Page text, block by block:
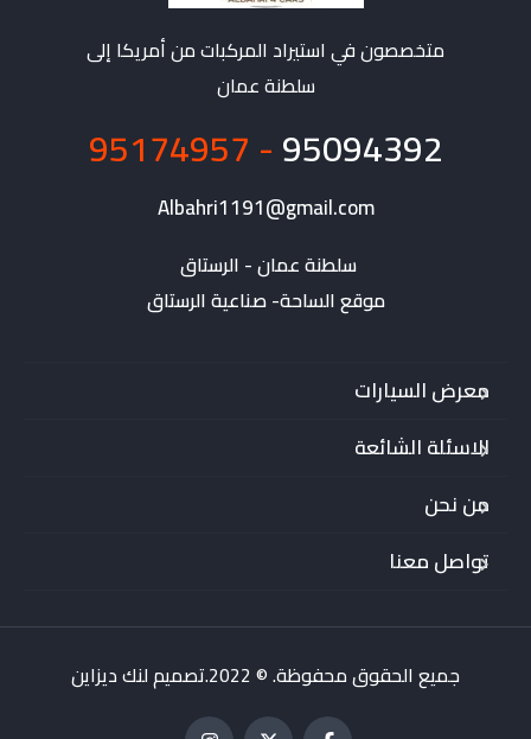
متخصصون في استيراد المركبات من أمريكا إلى
سلطنة عمان
95094392
- 95174957
Albahri1191@gmail.com
موقع الساحة- صناعية الرستاق
معرض السيارات
الاسئلة الشائعة
من نحن
تواصل معنا
جميع الحقوق محفوظة. © 2022.تصميم لنك ديزاين